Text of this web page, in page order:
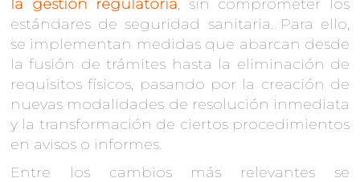
la gestión regulatoria, sin comprometer los
estándares de seguridad sanitaria. Para ello,
se implementan medidas que abarcan desde
la fusión de trámites hasta la eliminación de
requisitos físicos, pasando por la creación de
nuevas modalidades de resolución inmediata
y la transformación de ciertos procedimientos
en avisos o informes.
Entre los cambios más relevantes se